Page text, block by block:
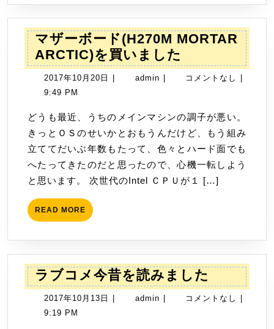
830Z-
P)
を
い
た
マザーボード(H270M MORTAR
ARCTIC)を買いました
ザ
ー
ー
ド
(H270M
MORTAR
ARCTIC)
ま
し
た
2017年10月20日
2017
月
20
日
admin adminコメントなし
9:49 PM
どうも最近、うちのメインマシンの調子が悪い。
きっとＯＳのせいかとおもうんだけど、もう組み
立ててだいぶ年数もたって、色々とハード面でも
へたってきたのだと思ったので、心機一転しよう
と思います。 次世代のIntel ＣＰＵが１ […]
READ MORE READ
MORE
ラブコメ今昔を読みました
ブ
コ
2017年10月13日
2017
admin adminコメントなし
9:19 PM